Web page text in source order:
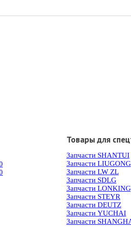
Товары для
Запчасти SHANTUI
Запчасти LIUGONG
Запчасти LW ZL
Запчасти SDLG
Запчасти
Запчасти STEYR
Запчасти DEUTZ
Запчасти YUCHAI
Запчасти